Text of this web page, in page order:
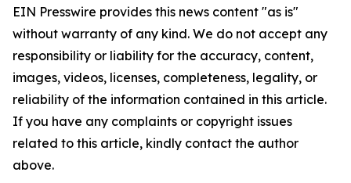
EIN Presswire provides this news content "as is"
without warranty of any kind. We do not accept any
responsibility or liability for the accuracy, content,
images, videos, licenses, completeness, legality, or
reliability of the information contained in this article.
If you have any complaints or copyright issues
related to this article, kindly contact the author
above.